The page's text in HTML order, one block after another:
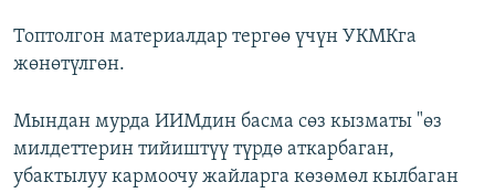
Топтолгон материалдар тергөө үчүн УКМКга
жөнөтүлгөн.
Мындан мурда ИИМдин басма сөз кызматы "өз
милдеттерин тийиштүү түрдө аткарбаган,
убактылуу кармоочу жайларга көзөмөл кылбаган